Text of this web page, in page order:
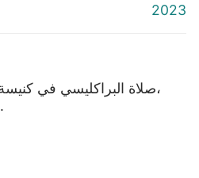
2023
صلاة البراكليسي في كنيسة سيدة الفرح غير المنتظر،
الخميس في 6 آب 2026.